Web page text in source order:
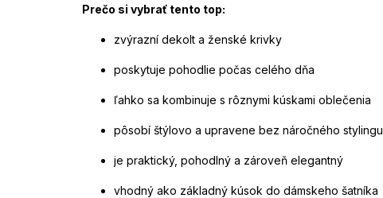
Prečo si vybrať tento top:
zvýrazní dekolt a ženské krivky
poskytuje pohodlie počas celého dňa
ľahko sa kombinuje s rôznymi kúskami oblečenia
pôsobí štýlovo a upravene bez náročného stylingu
je praktický, pohodlný a zároveň elegantný
vhodný ako základný kúsok do dámskeho šatníka